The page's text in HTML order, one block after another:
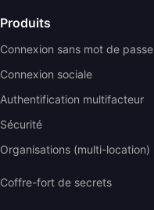
Produits
Connexion sans mot de passe
Connexion sociale
Authentification multifacteur
Sécurité
Organisations (multi-location)
Coffre-fort de secrets